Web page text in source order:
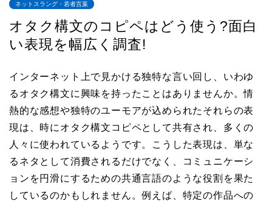
ネットスラング・若者言葉
オタク構文のコピペはどう使う?面白
い表現を幅広く調査!
インターネット上で見かける独特な言い回し、いわゆ
るオタク構文に興味を持ったことはありませんか。情
熱的な感想や独特のユーモアが込められたそれらの表
現は、時にオタク構文コピペとして共有され、多くの
人々に使われているようです。こうした表現は、単な
るネタとして消費されるだけでなく、コミュニケーシ
ョンを円滑にするための共通言語のような役割を果た
しているのかもしれません。例えば、特定の作品への